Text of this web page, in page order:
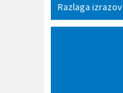
Razlaga izrazov